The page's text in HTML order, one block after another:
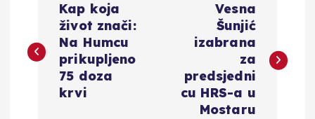
v
Kap koja
život znači:
Na Humcu
prikupljeno
75 doza
krvi
Vesna
Šunjić
izabrana
za
predsjedni
cu HRS-a u
Mostaru